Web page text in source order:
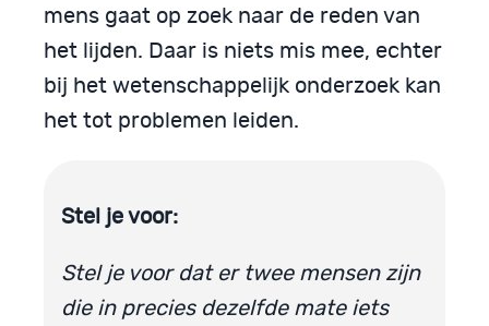
mens gaat op zoek naar de reden van
het lijden. Daar is niets mis mee, echter
bij het wetenschappelijk onderzoek kan
het tot problemen leiden.
Stel je voor:
Stel je voor dat er twee mensen zijn
die in precies dezelfde mate iets